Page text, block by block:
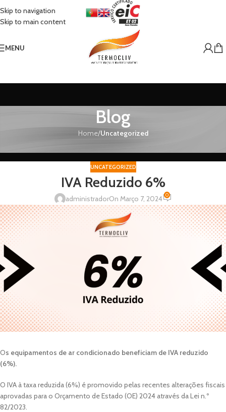
Skip to navigation
Skip to main content
MENU
Blog
Home/Uncategorized
UNCATEGORIZED
IVA Reduzido 6%
administradorOn Março 7, 2024 0
Os equipamentos de ar condicionado beneficiam de IVA reduzido
(6%).
O IVA à taxa reduzida (6%) é promovido pelas recentes alterações fiscais
aprovadas para o Orçamento de Estado (OE) 2024 através da Lei n.º
82/2023.